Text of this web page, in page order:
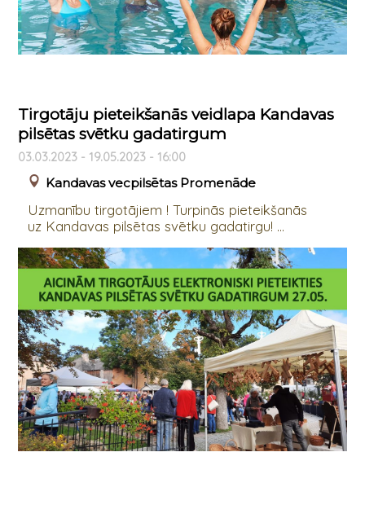
Tirgotāju pieteikšanās veidlapa Kandavas
pilsētas svētku gadatirgum
03.03.2023 - 19.05.2023 - 16:00
Kandavas vecpilsētas Promenāde
Uzmanību tirgotājiem ! Turpinās pieteikšanās
uz Kandavas pilsētas svētku gadatirgu! ...